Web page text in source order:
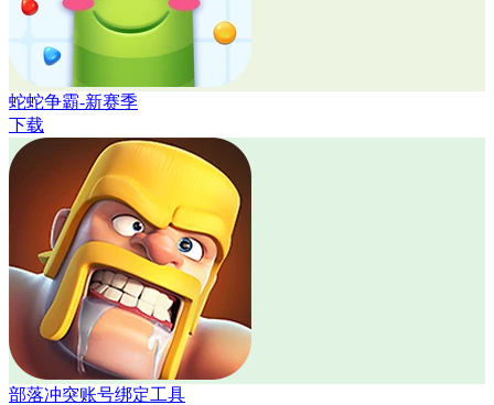
蛇蛇争霸-新赛季
下载
部落冲突账号绑定工具